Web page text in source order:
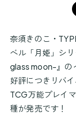
奈須きのこ・
ベル「月姫」シ
glass moon-』の
好評につきリバイ
TCG万能プレイ
種が発売です！